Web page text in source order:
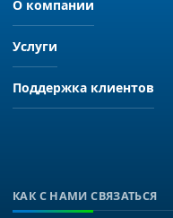
О компании
Услуги
Поддержка клиентов
КАК С НАМИ СВЯЗАТЬСЯ